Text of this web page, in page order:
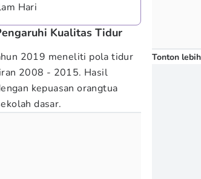
Hari
Kualitas Tidur
2019 meneliti pola tidur
2008 - 2015. Hasil
kepuasan orangtua
dasar.
Tonton